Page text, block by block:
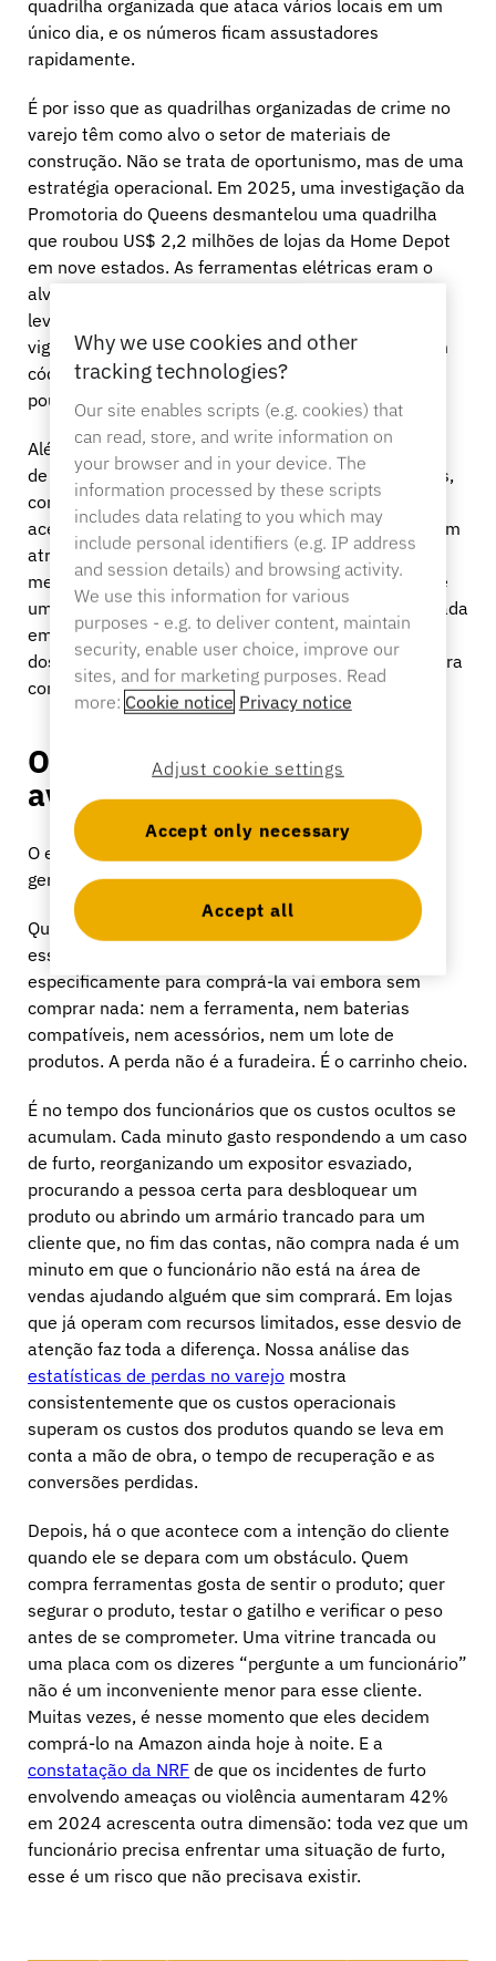
quadrilha organizada que ataca vários locais em um
único dia, e os números ficam assustadores
rapidamente.
É por isso que as quadrilhas organizadas de crime no
varejo têm como alvo o setor de materiais de
construção. Não se trata de oportunismo, mas de uma
estratégia operacional. Em 2025, uma investigação da
Promotoria do Queens desmantelou uma quadrilha
que roubou US$ 2,2 milhões de lojas da Home Depot
em nove estados. As ferramentas elétricas eram o
alvo principal. Essas quadrilhas fazem um
levantamento das lojas, identificam falhas na
vigilância e planejam o momento certo para agir. Um
código de chave compartilhado ou um corredor com
poucos funcionários é o sinal verde.
Além das categorias óbvias, os itens com alto índice
de furto no varejo de ferragens incluem fios elétricos,
conexões de cobre, acessórios de encanamento e
acessórios para lâminas — produtos que não parecem
atraentes, mas que são rapidamente revendidos no
mercado paralelo. O método de “varredura”, em que
uma prateleira de pilhas ou lâminas Diablo é esvaziada
em menos de dez segundos, é uma tática específica
dos ladrões profissionais que os ganchos de prateleira
comuns não conseguem impedir.
Os danos que você não está
avaliando
O encolhimento é medido. Os efeitos em cadeia
geralmente não são, e são significativos.
Quando uma ferramenta de alto valor desaparece,
esse item fica fora de estoque. O cliente que veio
especificamente para comprá-la vai embora sem
comprar nada: nem a ferramenta, nem baterias
compatíveis, nem acessórios, nem um lote de
produtos. A perda não é a furadeira. É o carrinho cheio.
É no tempo dos funcionários que os custos ocultos se
acumulam. Cada minuto gasto respondendo a um caso
de furto, reorganizando um expositor esvaziado,
procurando a pessoa certa para desbloquear um
produto ou abrindo um armário trancado para um
cliente que, no fim das contas, não compra nada é um
minuto em que o funcionário não está na área de
vendas ajudando alguém que sim comprará. Em lojas
que já operam com recursos limitados, esse desvio de
atenção faz toda a diferença. Nossa análise das
estatísticas de perdas no varejo mostra
consistentemente que os custos operacionais
superam os custos dos produtos quando se leva em
conta a mão de obra, o tempo de recuperação e as
conversões perdidas.
Depois, há o que acontece com a intenção do cliente
quando ele se depara com um obstáculo. Quem
compra ferramentas gosta de sentir o produto; quer
segurar o produto, testar o gatilho e verificar o peso
antes de se comprometer. Uma vitrine trancada ou
uma placa com os dizeres “pergunte a um funcionário”
não é um inconveniente menor para esse cliente.
Muitas vezes, é nesse momento que eles decidem
comprá-lo na Amazon ainda hoje à noite. E a
constatação da NRF de que os incidentes de furto
envolvendo ameaças ou violência aumentaram 42%
em 2024 acrescenta outra dimensão: toda vez que um
funcionário precisa enfrentar uma situação de furto,
esse é um risco que não precisava existir.
Why we use cookies and other
tracking technologies?
Our site enables scripts (e.g. cookies) that
can read, store, and write information on
your browser and in your device. The
information processed by these scripts
includes data relating to you which may
include personal identifiers (e.g. IP address
and session details) and browsing activity.
We use this information for various
purposes - e.g. to deliver content, maintain
security, enable user choice, improve our
sites, and for marketing purposes. Read
more: Cookie notice Privacy notice
Adjust cookie settings
Accept only necessary
Accept all